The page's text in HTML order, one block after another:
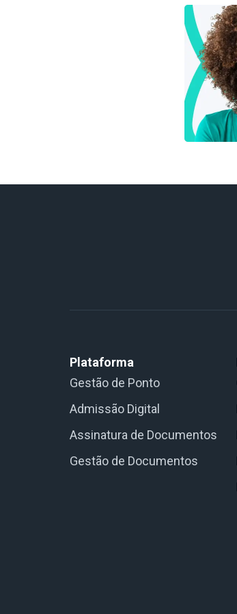
Plataforma
Gestão de Ponto
Admissão Digital
Assinatura de Documentos
Gestão de Documentos